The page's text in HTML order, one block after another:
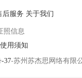
后服务 关于我们
照信息
用须知
-37-苏州苏杰思网络有限